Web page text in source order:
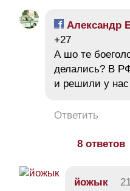
Александр
+27
А шо те
делались? В
и решили у нас
Ответить
8 ответов
йожык